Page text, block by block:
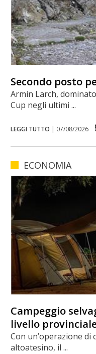
Secondo posto
Armin Larch,
Cup negli ultimi ...
LEGGI TUTTO | 07/08/2026
ECONOMIA
Campeggio
livello
Con un’operazione
altoatesino, il ...